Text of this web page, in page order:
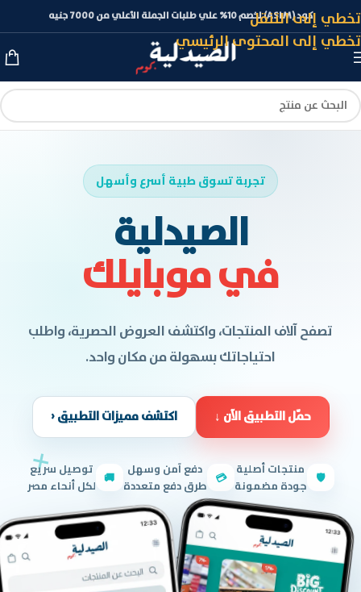
تخطي إلى التنقل
تخطي إلى المحتوى الرئيسي
كود (ASLM) لخصم 10% علي طلبات الجملة الأعلي من 7000 جنيه
تجربة تسوق طبية أسرع وأسهل
الصيدلية
في موبايلك
تصفح آلاف المنتجات، واكتشف العروض الحصرية، واطلب
احتياجاتك بسهولة من مكان واحد.
حمّل التطبيق الآن ↓ اكتشف مميزات التطبيق ‹
🛡
منتجات أصلية
جودة مضمونة 💳
دفع آمن وسهل
طرق دفع متعددة 🚚 توصيل سريع
لكل أنحاء مصر